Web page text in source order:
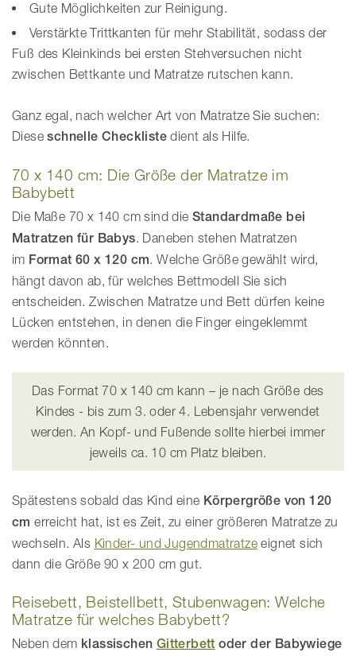
Gute Möglichkeiten zur Reinigung.
Verstärkte Trittkanten für mehr Stabilität, sodass der
Fuß des Kleinkinds bei ersten Stehversuchen nicht
zwischen Bettkante und Matratze rutschen kann.
Ganz egal, nach welcher Art von Matratze Sie suchen:
Dieseschnelle Checkliste dient als Hilfe.
70 x 140 cm: Die Größe der Matratze im
Babybett
Die Maße 70 x 140 cm sind die Standardmaße bei
Matratzen für Babys. Daneben stehen Matratzen
im Format 60 x 120 cm. Welche Größe gewählt wird,
hängt davon ab, für welches Bettmodell Sie sich
entscheiden. Zwischen Matratze und Bett dürfen keine
Lücken entstehen, in denen die Finger eingeklemmt
werden könnten.
Das Format 70 x 140 cm kann – je nach Größe des
Kindes - bis zum 3. oder 4. Lebensjahr verwendet
werden. An Kopf- und Fußende sollte hierbei immer
jeweils ca. 10 cm Platz bleiben.
Spätestens sobald das Kind eine Körpergröße von 120
cm erreicht hat, ist es Zeit, zu einer größeren Matratze zu
wechseln. Als Kinder- und Jugendmatratze eignet sich
dann die Größe 90 x 200 cm gut.
Reisebett, Beistellbett, Stubenwagen: Welche
Matratze für welches Babybett?
Neben dem klassischen Gitterbett oder der Babywiege